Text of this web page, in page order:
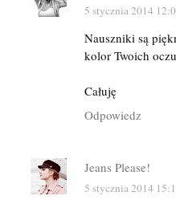
5 stycznia 2014
Nauszniki są
kolor Twoich
Całuję
Odpowiedz
Jeans Please!
5 stycznia 2014